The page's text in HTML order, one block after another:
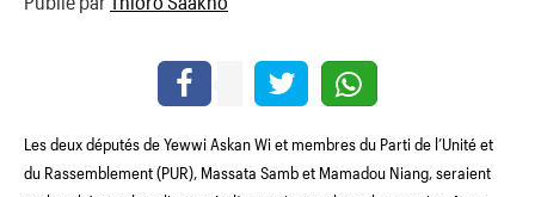
Les deuxdéputésde Yewwi Askan Wi et membres du Parti de l’Unité et
du Rassemblement (PUR), Massata Samb et Mamadou Niang, seraient